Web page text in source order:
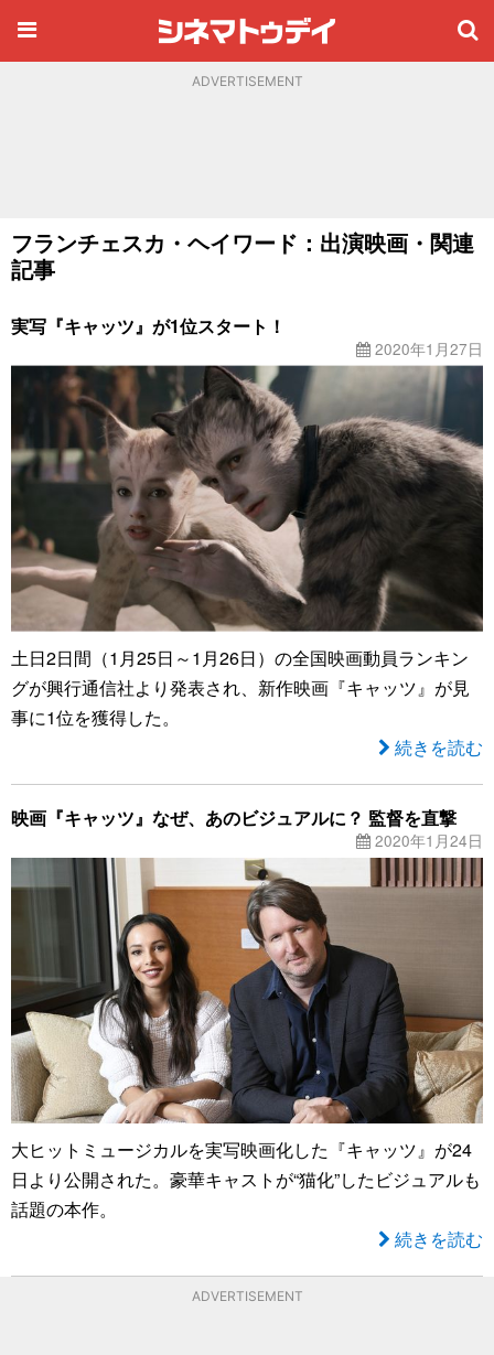
ADVERTISEMENT
フランチェスカ・ヘイワード：出演映画・関連
記事
実写『キャッツ』が1位スタート！
2020年1月27日
土日2日間（1月25日～1月26日）の全国映画動員ランキン
グが興行通信社より発表され、新作映画『キャッツ』が見
事に1位を獲得した。
続きを読む
映画『キャッツ』なぜ、あのビジュアルに？ 監督を直撃
2020年1月24日
大ヒットミュージカルを実写映画化した『キャッツ』が24
日より公開された。豪華キャストが“猫化”したビジュアルも
話題の本作。
続きを読む
ADVERTISEMENT